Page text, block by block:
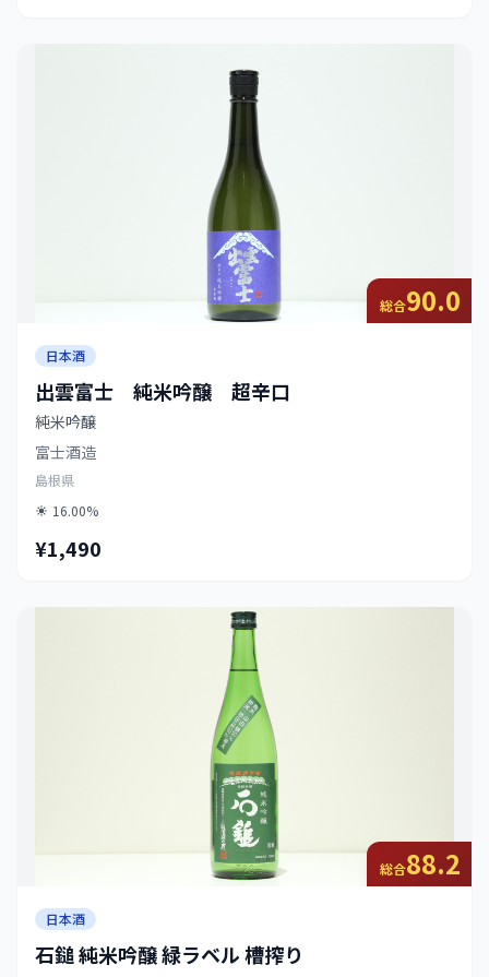
総合90.0
日本酒
出雲富士 純米吟醸 超辛口
純米吟醸
富士酒造
島根県
16.00%
¥1,490
総合88.2
日本酒
石鎚 純米吟醸 緑ラベル 槽搾り